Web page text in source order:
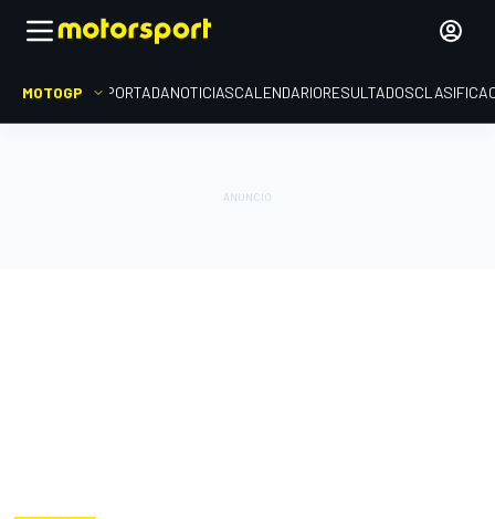
MOTOGP PORTADANOTICIASCALENDARIORESULTADOS